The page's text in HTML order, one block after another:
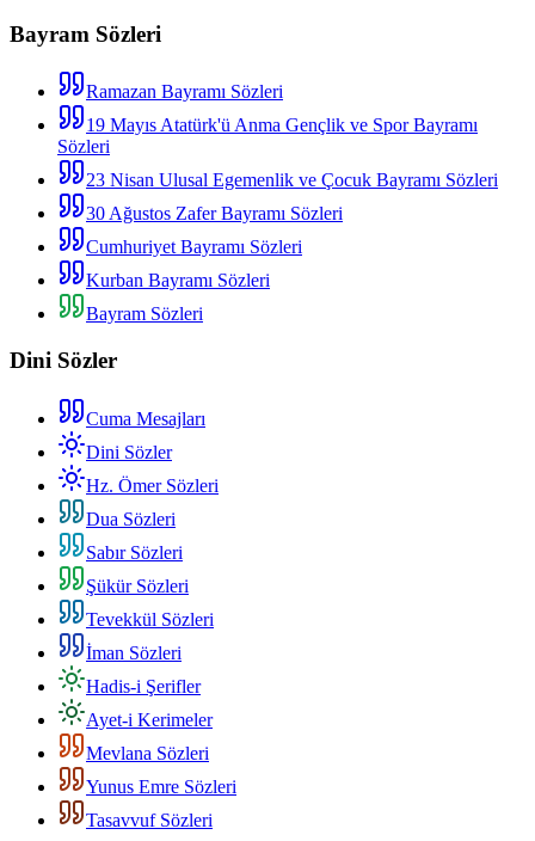
Bayram Sözleri
Ramazan Bayramı Sözleri
19 Mayıs Atatürk'ü Anma Gençlik ve Spor Bayramı
Sözleri
23 Nisan Ulusal Egemenlik ve Çocuk Bayramı Sözleri
30 Ağustos Zafer Bayramı Sözleri
Cumhuriyet Bayramı Sözleri
Kurban Bayramı Sözleri
Bayram Sözleri
Dini Sözler
Cuma Mesajları
Dini Sözler
Hz. Ömer Sözleri
Dua Sözleri
Sabır Sözleri
Şükür Sözleri
Tevekkül Sözleri
İman Sözleri
Hadis-i Şerifler
Ayet-i Kerimeler
Mevlana Sözleri
Yunus Emre Sözleri
Tasavvuf Sözleri